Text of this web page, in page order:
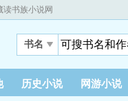
读书族小说网
书名
历史小说 网游小说